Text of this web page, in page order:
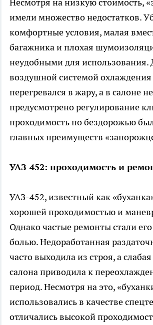
имели множество недостатков.
комфортные условия, малая
багажника и плохая
неудобными для использования.
воздушной системой охлаждения
перегревался в жару, а в салоне
предусмотрено регулирование
проходимость по бездорожью
главных преимуществ
УАЗ-452: проходимость и
УАЗ-452, известный как
хорошей проходимостью и
Однако частые ремонты стали
болью. Недоработанная
часто выходила из строя, а
салона приводила к
период. Несмотря на это,
использовались в качестве
отличались высокой